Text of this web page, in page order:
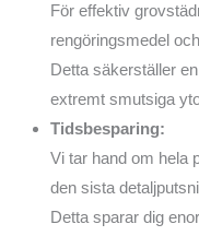
För effektiv
rengöringsmedel
Detta säkerställer
extremt smutsiga
Tidsbesparing:
Vi tar hand om hela
den sista
Detta sparar dig